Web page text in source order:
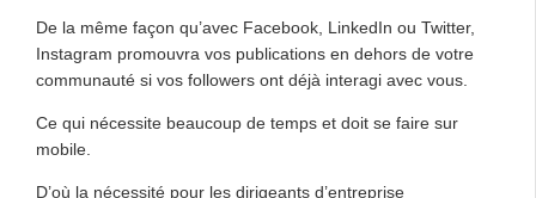
De la même façon qu’avec Facebook, LinkedIn ou Twitter,
Instagram promouvra vos publications en dehors de votre
communauté si vos followers ont déjà interagi avec vous.
Ce qui nécessite beaucoup de temps et doit se faire sur
mobile.
D’où la nécessité pour les dirigeants d’entreprise